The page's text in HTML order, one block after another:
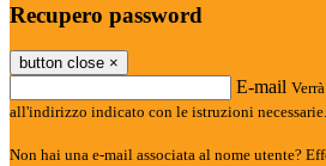
Recupero password
button close ×
E-mail
all'indirizzo indicato con le istruzioni necessarie.
Non hai una e-mail associata al nome utente?